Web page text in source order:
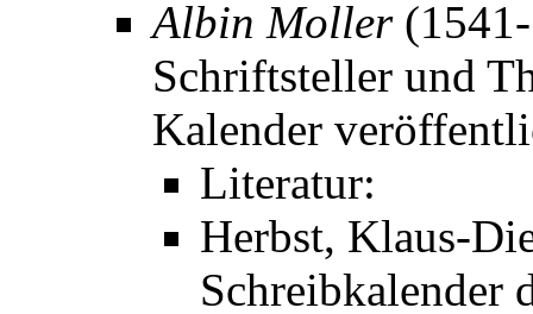
Albin Moller(1541-
Schriftsteller und
Kalender
Literatur:
Herbst, Klaus-
Schreibkalender